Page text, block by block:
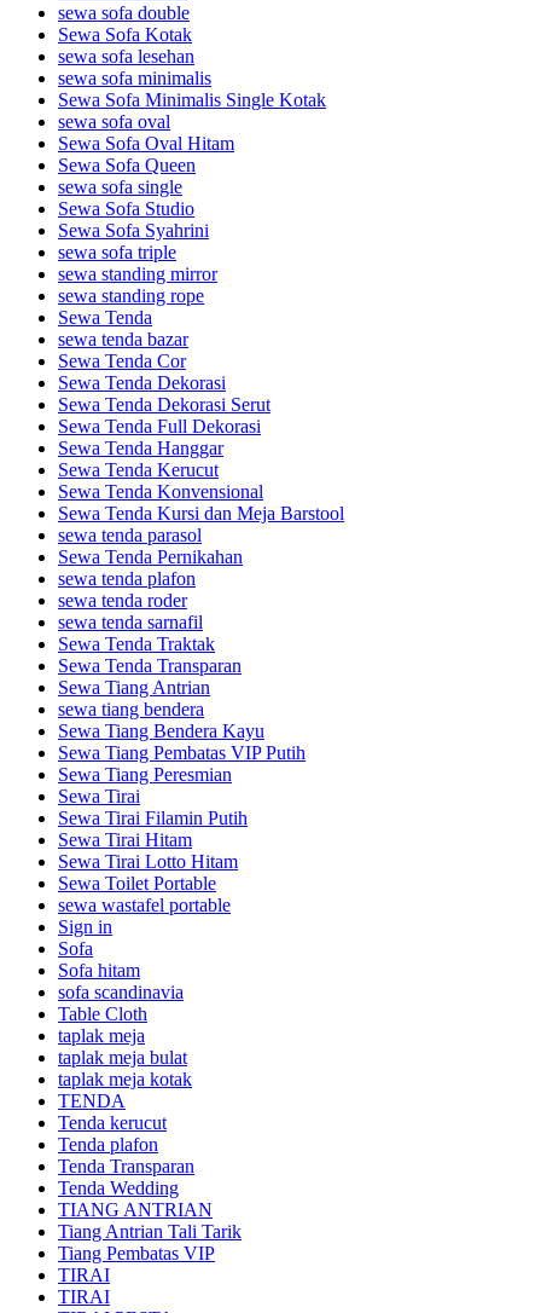
sewa sofa double
Sewa Sofa Kotak
sewa sofa lesehan
sewa sofa minimalis
Sewa Sofa Minimalis Single Kotak
sewa sofa oval
Sewa Sofa Oval Hitam
Sewa Sofa Queen
sewa sofa single
Sewa Sofa Studio
Sewa Sofa Syahrini
sewa sofa triple
sewa standing mirror
sewa standing rope
Sewa Tenda
sewa tenda bazar
Sewa Tenda Cor
Sewa Tenda Dekorasi
Sewa Tenda Dekorasi Serut
Sewa Tenda Full Dekorasi
Sewa Tenda Hanggar
Sewa Tenda Kerucut
Sewa Tenda Konvensional
Sewa Tenda Kursi dan Meja Barstool
sewa tenda parasol
Sewa Tenda Pernikahan
sewa tenda plafon
sewa tenda roder
sewa tenda sarnafil
Sewa Tenda Traktak
Sewa Tenda Transparan
Sewa Tiang Antrian
sewa tiang bendera
Sewa Tiang Bendera Kayu
Sewa Tiang Pembatas VIP Putih
Sewa Tiang Peresmian
Sewa Tirai
Sewa Tirai Filamin Putih
Sewa Tirai Hitam
Sewa Tirai Lotto Hitam
Sewa Toilet Portable
sewa wastafel portable
Sign in
Sofa
Sofa hitam
sofa scandinavia
Table Cloth
taplak meja
taplak meja bulat
taplak meja kotak
TENDA
Tenda kerucut
Tenda plafon
Tenda Transparan
Tenda Wedding
TIANG ANTRIAN
Tiang Antrian Tali Tarik
Tiang Pembatas VIP
TIRAI
TIRAI